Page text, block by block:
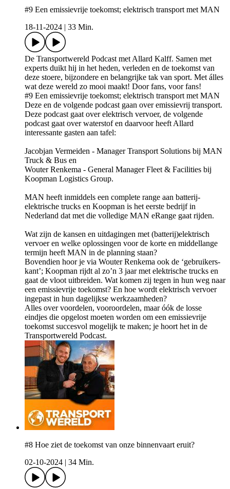
#9 Een emissievrije toekomst; elektrisch transport met MAN
18-11-2024
33 Min.
De Transportwereld Podcast met Allard Kalff. Samen met
experts duikt hij in het heden, verleden en de toekomst van
deze stoere, bijzondere en belangrijke tak van sport. Met álles
wat deze wereld zo mooi maakt! Door fans, voor fans!
#9 Een emissievrije toekomst; elektrisch transport met MAN
Deze en de volgende podcast gaan over emissievrij transport.
Deze podcast gaat over elektrisch vervoer, de volgende
podcast gaat over waterstof en daarvoor heeft Allard
interessante gasten aan tafel:
Jacobjan Vermeiden - Manager Transport Solutions bij MAN
Truck & Bus en
Wouter Renkema - General Manager Fleet & Facilities bij
Koopman Logistics Group.
MAN heeft inmiddels een complete range aan batterij-
elektrische trucks en Koopman is het eerste bedrijf in
Nederland dat met die volledige MAN eRange gaat rijden.
Wat zijn de kansen en uitdagingen met (batterij)elektrisch
vervoer en welke oplossingen voor de korte en middellange
termijn heeft MAN in de planning staan?
Bovendien hoor je via Wouter Renkema ook de ‘gebruikers-
kant’; Koopman rijdt al zo’n 3 jaar met elektrische trucks en
gaat de vloot uitbreiden. Wat komen zij tegen in hun weg naar
een emissievrije toekomst? En hoe wordt elektrisch vervoer
ingepast in hun dagelijkse werkzaamheden?
Alles over voordelen, vooroordelen, maar óók de losse
eindjes die opgelost moeten worden om een emissievrije
toekomst succesvol mogelijk te maken; je hoort het in de
Transportwereld Podcast.
#8 Hoe ziet de toekomst van onze binnenvaart eruit?
02-10-2024
34 Min.